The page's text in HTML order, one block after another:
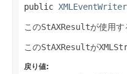
public XMLEventWriter
このStAXResultが使用す
このStAXResultが
戻り値: